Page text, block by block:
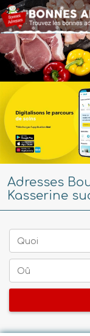
Adresses
Kasserine
Quoi
Oû